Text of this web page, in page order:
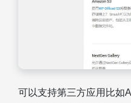
可以支持第三方应用比如